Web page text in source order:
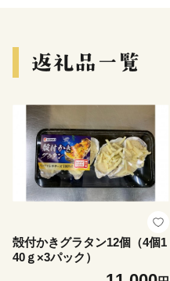
殻付かきグラタン12個（4個1
40ｇ×3パック）